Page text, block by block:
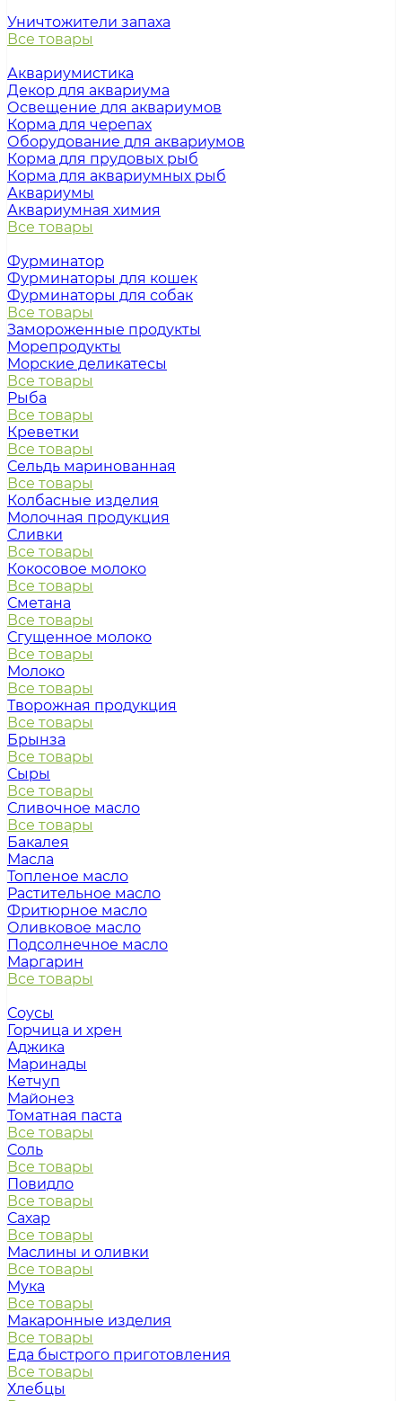
Уничтожители запаха
Все товары
Аквариумистика
Декор для аквариума
Освещение для аквариумов
Корма для черепах
Оборудование для аквариумов
Корма для прудовых рыб
Корма для аквариумных рыб
Аквариумы
Аквариумная химия
Все товары
Фурминатор
Фурминаторы для кошек
Фурминаторы для собак
Все товары
Замороженные продукты
Морепродукты
Морские деликатесы
Все товары
Рыба
Все товары
Креветки
Все товары
Сельдь маринованная
Все товары
Колбасные изделия
Молочная продукция
Сливки
Все товары
Кокосовое молоко
Все товары
Сметана
Все товары
Сгущенное молоко
Все товары
Молоко
Все товары
Творожная продукция
Все товары
Брынза
Все товары
Сыры
Все товары
Сливочное масло
Все товары
Бакалея
Масла
Топленое масло
Растительное масло
Фритюрное масло
Оливковое масло
Подсолнечное масло
Маргарин
Все товары
Соусы
Горчица и хрен
Аджика
Маринады
Кетчуп
Майонез
Томатная паста
Все товары
Соль
Все товары
Повидло
Все товары
Сахар
Все товары
Маслины и оливки
Все товары
Мука
Все товары
Макаронные изделия
Все товары
Еда быстрого приготовления
Все товары
Хлебцы